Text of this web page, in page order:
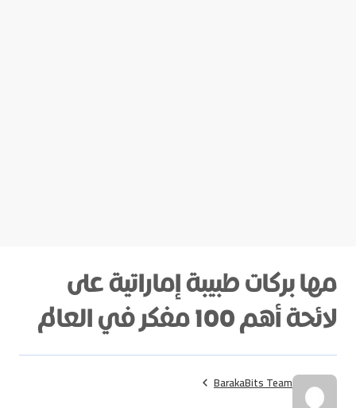
مها بركات طبيبة إماراتية على
لائحة أهم 100 مفكر في العالم
BarakaBits Team